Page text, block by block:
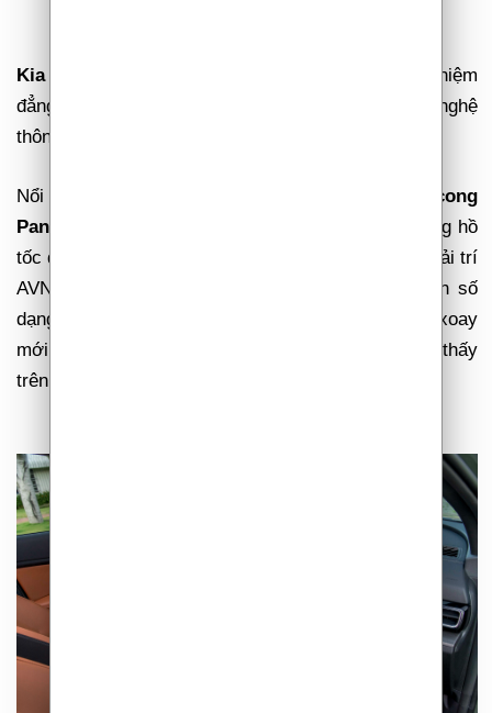
Kia Sportage
mang đến cho người dùng trải nghiệm
đẳng cấp và khác biệt từ những trang bị công nghệ
thông minh hàng đầu phân khúc.
Nổi bật nhất phải kể đến
bộ đôi màn hình cong
Panoramic Dashboard Display
, bao gồm cụm đồng hồ
tốc độ dạng Full-LCD 12.3 inch kết hợp màn hình giải trí
AVN 12.3 inch. Mẫu xe có sự lựa chọn giữa cần số
dạng gạt truyền thống và cần số điện tử dạng nút xoay
mới lạ với thiết kế hiện đại – trang bị thường chỉ thấy
trên các xe hạng sang.